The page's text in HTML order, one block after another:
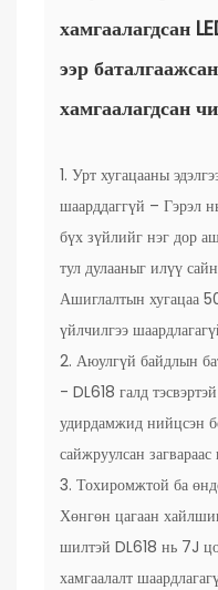
хамгаалагдсан
ээр
хамгаалагдсан
1. Урт хугацааны
шаарддаггүй – Гэрэл
бүх зүйлийг нэг дор
тул дулааныг илүү
Ашиглалтын хугацаа
үйлчилгээ
2. Аюулгүй байдлын
- DL618 галд
удирдамжид нийцсэн
сайжруулсан
3. Тохиромжтой ба
Хөнгөн цагаан
шилтэй DL618 нь 7J
хамгаалалт